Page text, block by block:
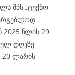
შპს „ტექნო
2025 წლის 29
დღეზე
ლარის